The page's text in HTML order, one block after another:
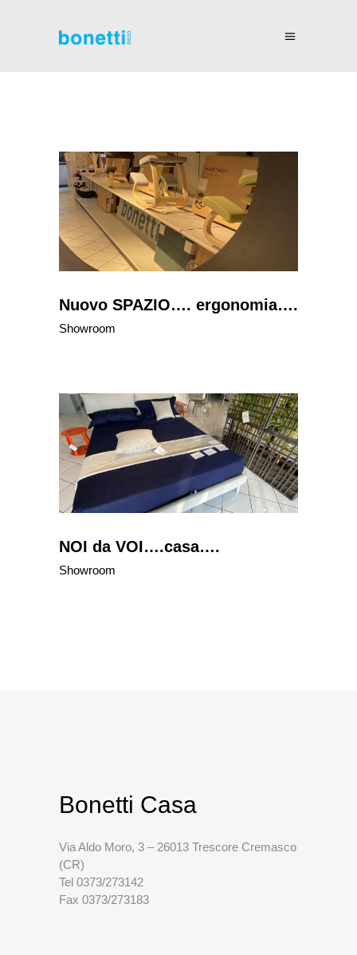
Nuovo SPAZIO…. ergonomia….
Showroom
NOI da VOI….casa….
Showroom
Bonetti Casa
Via Aldo Moro, 3 – 26013 Trescore Cremasco
(CR)
Tel 0373/273142
Fax 0373/273183